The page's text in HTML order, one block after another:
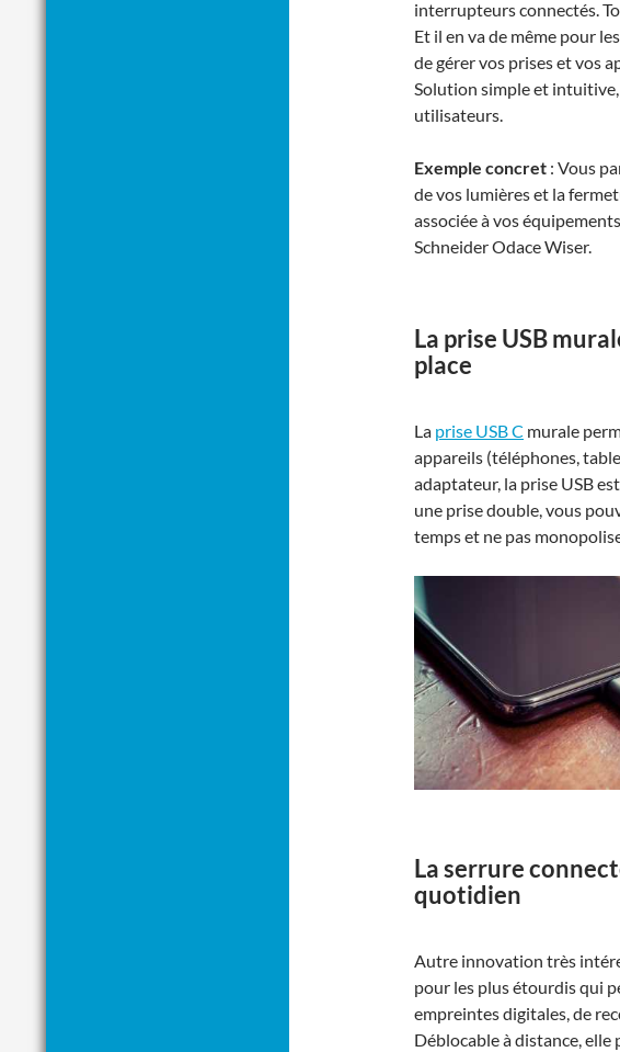
interrupteurs connectés.
Et il en va de même pour
de gérer vos prises et vos
Solution simple et intuitive,
utilisateurs.
Exemple concret : Vous
de vos lumières et la
associée à vos
Schneider Odace Wiser.
La prise USB
place
La prise USB C murale
appareils (téléphones,
adaptateur, la prise USB
une prise double, vous
temps et ne pas
La serrure
quotidien
Autre innovation très
pour les plus étourdis qui
empreintes digitales, de
Déblocable à distance,